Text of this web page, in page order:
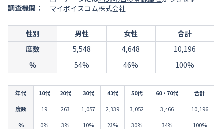
調査機関：
マイボイスコム株式会社
性別 男性 女性
合計
度数
5,548 4,648
10,196
％
54% 46% 100%
年代 10代 20代 30代 40代 50代 60・70代
合計
度数
19 263 1,057 2,339 3,052 3,466
10,196
％
0% 3% 10% 23% 30% 34% 100%